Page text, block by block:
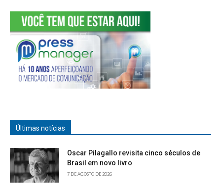
Últimas notícias
Oscar Pilagallo revisita cinco séculos de
Brasil em novo livro
7 DE AGOSTO DE 2026